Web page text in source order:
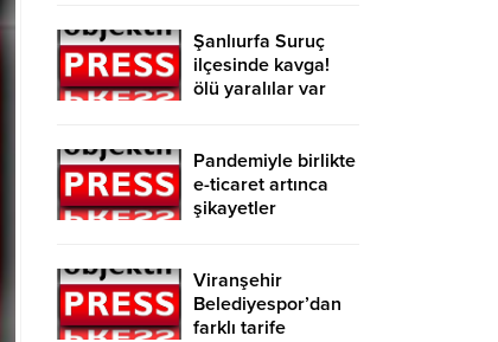
Şanlıurfa Suruç
ilçesinde kavga!
ölü yaralılar var
Pandemiyle birlikte
e-ticaret artınca
şikayetler
Viranşehir
Belediyespor’dan
farklı tarife